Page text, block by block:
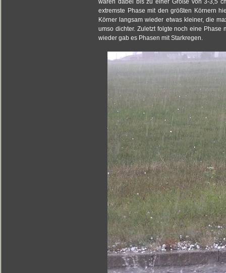
waren dabei bis zu einer Größe von 3-3,5
extremste Phase mit den größten Körnern
Körner langsam wieder etwas kleiner, die
umso dichter. Zuletzt folgte noch eine
wieder gab es Phasen mit Starkregen.